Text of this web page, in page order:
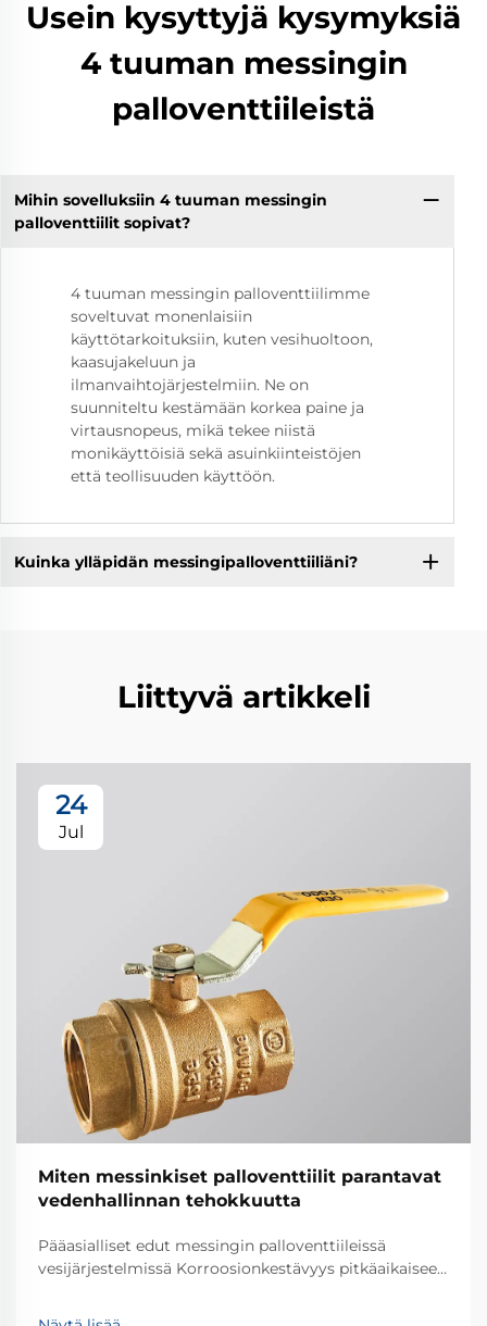
Usein kysyttyjä kysymyksiä
4 tuuman messingin
palloventtiileistä
Mihin sovelluksiin 4 tuuman messingin
palloventtiilit sopivat?
4 tuuman messingin palloventtiilimme
soveltuvat monenlaisiin
käyttötarkoituksiin, kuten vesihuoltoon,
kaasujakeluun ja
ilmanvaihtojärjestelmiin. Ne on
suunniteltu kestämään korkea paine ja
virtausnopeus, mikä tekee niistä
monikäyttöisiä sekä asuinkiinteistöjen
että teollisuuden käyttöön.
Kuinka ylläpidän messingipalloventtiiliäni?
Liittyvä artikkeli
24
Jul
Miten messinkiset palloventtiilit parantavat
vedenhallinnan tehokkuutta
Pääasialliset edut messingin palloventtiileissä
vesijärjestelmissä Korroosionkestävyys pitkäaikaiseen
hyvin korroosiota, mikä tekee niistä erinomaisia